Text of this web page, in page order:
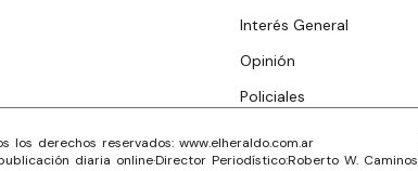
Interés General
Opinión
Policiales
los derechos reservados: www.elheraldo.com.ar
diaria online·Director Periodístico:Roberto W. Caminos